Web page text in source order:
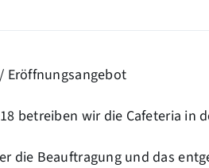
Eröffnungsangebot
betreiben wir die Cafeteria in
die Beauftragung und das